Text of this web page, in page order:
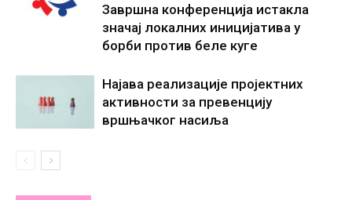
Завршна конференција истакла
значај локалних иницијатива у
борби против беле куге
Најава реализације пројектних
активности за превенцију
вршњачког насиља